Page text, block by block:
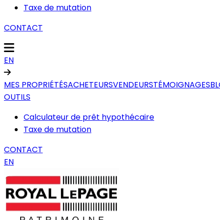
Taxe de mutation
CONTACT
EN
MES PROPRIÉTÉSACHETEURSVENDEURSTÉMOIGNAGES
OUTILS
Calculateur de prêt hypothécaire
Taxe de mutation
CONTACT
EN